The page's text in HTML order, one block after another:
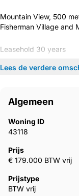
Mountain View, 500
Fisherman Village and
Leasehold 30 years
Pre-sales
Furniture pack : 15.000€
Lees de verdere
Algemeen
Woning ID
43118
Prijs
€ 179.000 BTW vrij
Prijstype
BTW vrij